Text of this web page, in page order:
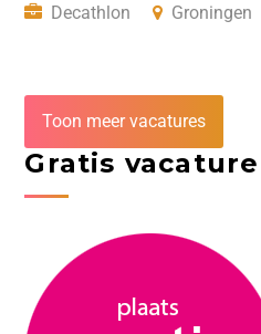
Decathlon
Groningen
Toon meer vacatures
Gratis